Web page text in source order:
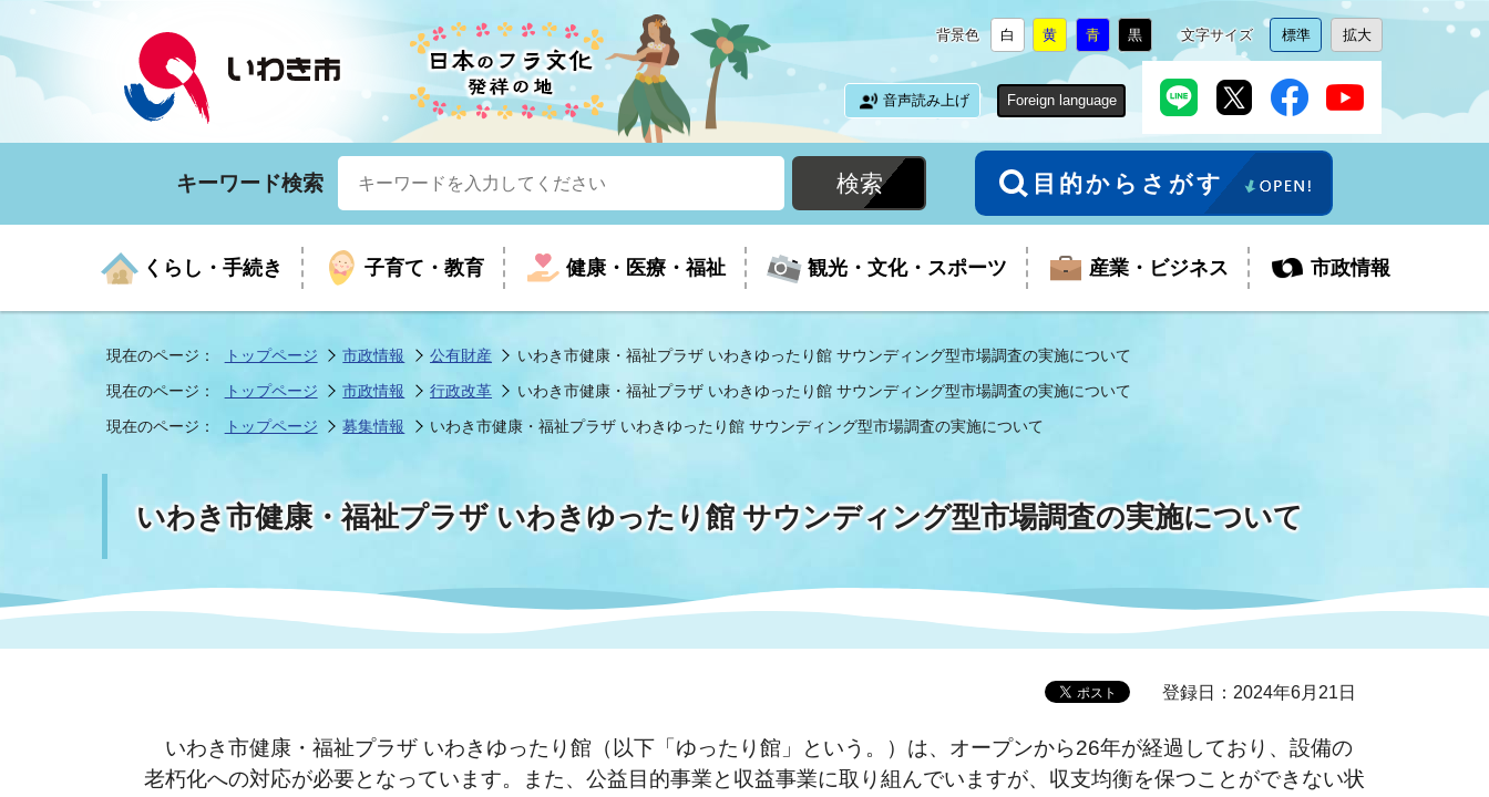
背景色
背
景
色
を
白
に
更
背
色
を
黄
に
更
背
色
を
青
に
更
背
景
黒
に
変
文字サイズ
文
字
サ
イ
を
標準
に
変
文
字
サ
イ
拡大
に
変
音声読み上げ
Foreign language
キーワード検索 目的からさがす
くらし・手続き
くらしの手続きガイド いざという時に 届出・証明 税金
電子サービス オープンデータ・活用事例
子育て・教育
生涯学習 子育て 教育 教育委員会
健康・医療・福祉
医療 健康 児童福祉 障がい者福祉
福祉に関するその他の情報 地域福祉 医療センター
観光・文化・スポーツ
お知らせ 年間イベントの案内 外国人観光客向けページ 観光スポット
産業・ビジネス
入札・契約 産業振興 廃棄物 支払・請求
市政情報
市の紹介 市長室 フラシティいわき ふるさと寄附金
市議会 審議会など いわき市広告事業 選挙管理委員会
現在のページ： トップページ 市政情報 公有財産
いわき市健康・福祉プラザ いわきゆったり館 サウンディング型市場調査の実施について
現在のページ：
トップページ 市政情報 行政改革
いわき市健康・福祉プラザ いわきゆったり館 サウンディング型市場調査の実施について
現在のページ：
トップページ 募集情報 いわき市健康・福祉プラザ いわきゆったり館 サウンディング型市場調査の実施について
いわき市健康・福祉プラザ いわきゆったり館 サウンディング型市場調査の実施について
登録日：2024年6月21日
いわき市健康・福祉プラザ いわきゆったり館（以下「ゆったり館」という。）は、オープンから26年が経過しており、設備の
老朽化への対応が必要となっています。また、公益目的事業と収益事業に取り組んでいますが、収支均衡を保つことができない状